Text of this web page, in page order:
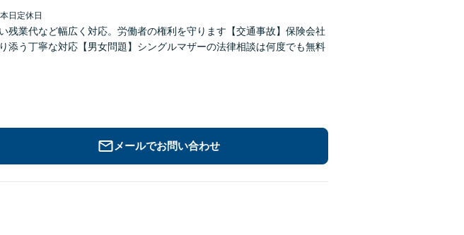
日定休日
残業代など幅広く対応。労働者の権利を守ります【交通事故】保険会社
添う丁寧な対応【男女問題】シングルマザーの法律相談は何度でも無料
メールでお問い合わせ